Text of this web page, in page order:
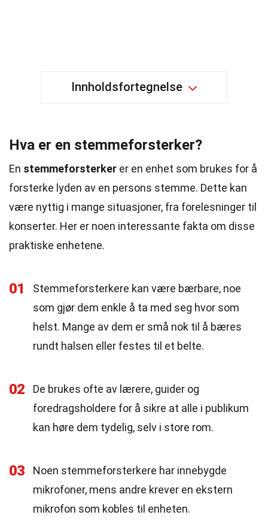
Innholdsfortegnelse
Hva er en stemmeforsterker?
En stemmeforsterker er en enhet som brukes for å
forsterke lyden av en persons stemme. Dette kan
være nyttig i mange situasjoner, fra forelesninger til
konserter. Her er noen interessante fakta om disse
praktiske enhetene.
01
Stemmeforsterkere kan være bærbare, noe
som gjør dem enkle å ta med seg hvor som
helst. Mange av dem er små nok til å bæres
rundt halsen eller festes til et belte.
02
De brukes ofte av lærere, guider og
foredragsholdere for å sikre at alle i publikum
kan høre dem tydelig, selv i store rom.
03
Noen stemmeforsterkere har innebygde
mikrofoner, mens andre krever en ekstern
mikrofon som kobles til enheten.